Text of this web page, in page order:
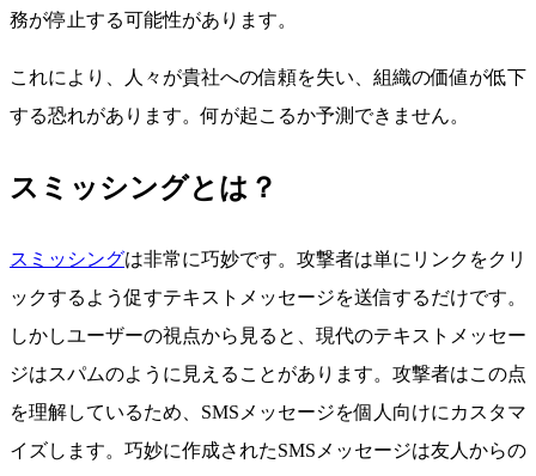
務が停止する可能性があります。
これにより、人々が貴社への信頼を失い、組織の価値が低下
する恐れがあります。何が起こるか予測できません。
スミッシングとは？
スミッシングは非常に巧妙です。攻撃者は単にリンクをクリ
ックするよう促すテキストメッセージを送信するだけです。
しかしユーザーの視点から見ると、現代のテキストメッセー
ジはスパムのように見えることがあります。攻撃者はこの点
を理解しているため、SMSメッセージを個人向けにカスタマ
イズします。巧妙に作成されたSMSメッセージは友人からの